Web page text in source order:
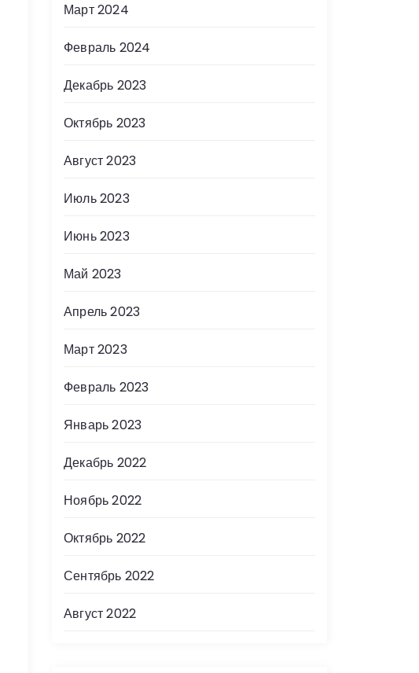
Март 2024
Февраль 2024
Декабрь 2023
Октябрь 2023
Август 2023
Июль 2023
Июнь 2023
Май 2023
Апрель 2023
Март 2023
Февраль 2023
Январь 2023
Декабрь 2022
Ноябрь 2022
Октябрь 2022
Сентябрь 2022
Август 2022